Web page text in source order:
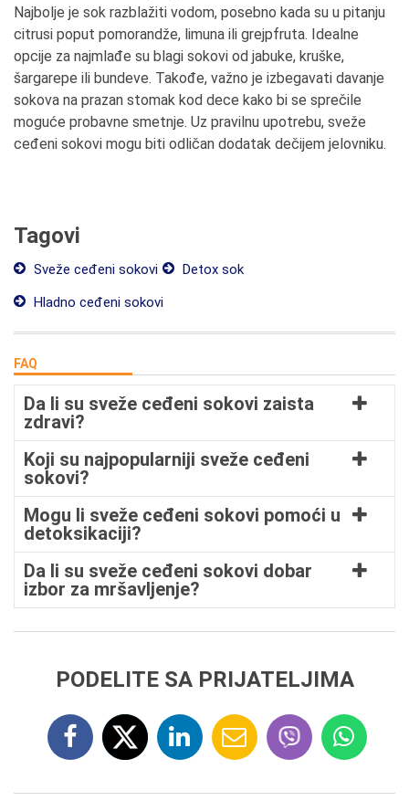
Najbolje je sok razblažiti vodom, posebno kada su u pitanju
citrusi poput pomorandže, limuna ili grejpfruta. Idealne
opcije za najmlađe su blagi sokovi od jabuke, kruške,
šargarepe ili bundeve. Takođe, važno je izbegavati davanje
sokova na prazan stomak kod dece kako bi se sprečile
moguće probavne smetnje. Uz pravilnu upotrebu, sveže
ceđeni sokovi mogu biti odličan dodatak dečijem jelovniku.
Tagovi
Sveže ceđeni sokovi
Detox sok
Hladno ceđeni sokovi
FAQ
Da li su sveže ceđeni sokovi zaista
zdravi?
Koji su najpopularniji sveže ceđeni
sokovi?
Mogu li sveže ceđeni sokovi pomoći u
detoksikaciji?
Da li su sveže ceđeni sokovi dobar
izbor za mršavljenje?
PODELITE SA PRIJATELJIMA